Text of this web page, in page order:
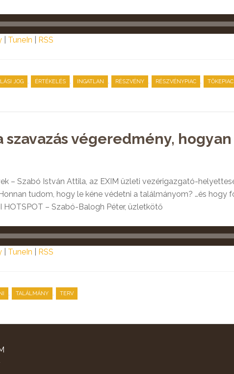
TuneIn RSS
JOG , ÉRTÉKELÉS , INGATLAN , RÉSZVÉNY , RÉSZVÉNYPIAC , TŐKEPIAC
szavazás végeredmény,
– Szabó István Attila, az EXIM üzleti vezérigazgató-
tudom, hogy le kéne védetni a találmányom? …és hogy
HOTSPOT – Szabó-Balogh Péter, üzletkötő
TuneIn RSS
, TALÁLMÁNY , TERV